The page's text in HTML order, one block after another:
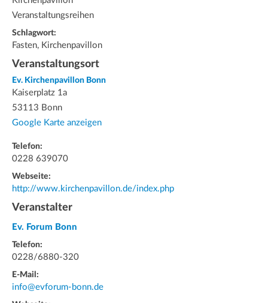
Veranstaltungsreihen
Schlagwort:
Fasten, Kirchenpavillon
Veranstaltungsort
Ev. Kirchenpavillon Bonn
Kaiserplatz 1a
53113 Bonn
Google Karte anzeigen
Telefon:
0228 639070
Webseite:
http://www.kirchenpavillon.de/index.php
Veranstalter
Ev. Forum Bonn
Telefon:
0228/6880-320
E-Mail:
info@evforum-bonn.de